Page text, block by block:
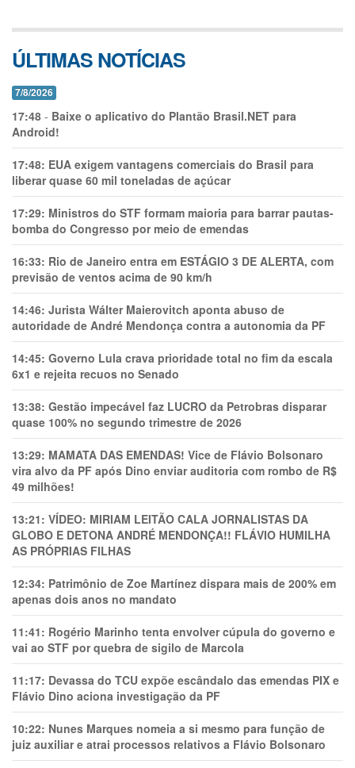
ÚLTIMAS NOTÍCIAS
7/8/2026
17:48 - Baixe o aplicativo do Plantão Brasil.NET para
Android!
17:48: EUA exigem vantagens comerciais do Brasil para
liberar quase 60 mil toneladas de açúcar
17:29: Ministros do STF formam maioria para barrar pautas-
bomba do Congresso por meio de emendas
16:33: Rio de Janeiro entra em ESTÁGIO 3 DE ALERTA, com
previsão de ventos acima de 90 km/h
14:46: Jurista Wálter Maierovitch aponta abuso de
autoridade de André Mendonça contra a autonomia da PF
14:45: Governo Lula crava prioridade total no fim da escala
6x1 e rejeita recuos no Senado
13:38: Gestão impecável faz LUCRO da Petrobras disparar
quase 100% no segundo trimestre de 2026
13:29: MAMATA DAS EMENDAS! Vice de Flávio Bolsonaro
vira alvo da PF após Dino enviar auditoria com rombo de R$
49 milhões!
13:21: VÍDEO: MIRIAM LEITÃO CALA JORNALISTAS DA
GLOBO E DETONA ANDRÉ MENDONÇA!! FLÁVIO HUMILHA
AS PRÓPRIAS FILHAS
12:34: Patrimônio de Zoe Martínez dispara mais de 200% em
apenas dois anos no mandato
11:41: Rogério Marinho tenta envolver cúpula do governo e
vai ao STF por quebra de sigilo de Marcola
11:17: Devassa do TCU expõe escândalo das emendas PIX e
Flávio Dino aciona investigação da PF
10:22: Nunes Marques nomeia a si mesmo para função de
juiz auxiliar e atrai processos relativos a Flávio Bolsonaro